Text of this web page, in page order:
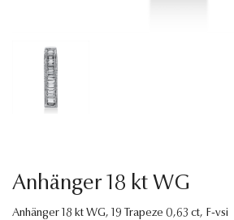
Anhänger 18 kt WG
Anhänger 18 kt WG, 19 Trapeze 0,63 ct, F-vsi